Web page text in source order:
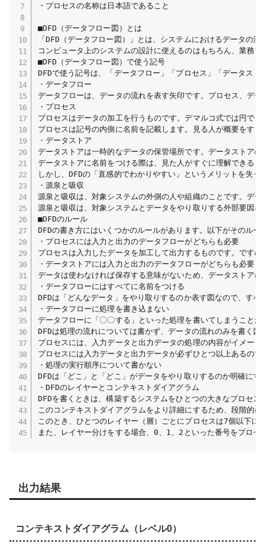
・プロセスの名称は日本語であること
■DFD（データフロー図）とは
「DFD（データフロー図）」とは、システムにおけるデータの
コンピュータ上のシステムの設計に使えるのはもちろん、業務
■DFD（データフロー図）で使う記号
DFDで使う記号は、「データフロー」「プロセス」「データス
・データフロー
データフローは、データの流れを表す矢印です。プロセス、デ
・プロセス
プロセスはデータの加工を行うものです。デマルコ式では円で
プロセスは記号の内側に名前を記載します。見る人が概要をす
・データストア
データストアは一時的なデータの保管場所です。データストア
データストアに名前をつける際は、見た人がすぐに理解できる
しかし、DFDの「直感的でわかりやすい」というメリットを失
・源泉と吸収
源泉と吸収は、対象システムの外側の人や組織のことです。デ
源泉と吸収は、対象システムとデータをやり取りする外部要因
■DFDのルール
DFDの書き方にはいくつかのルールがあります。以下がそのルー
・プロセスには入力と出力のデータフローがどちらも必要
プロセスは入力したデータを加工して出力するものです。です
・データストアには入力と出力のデータフローがどちらも必要
データは使わなければ保存する意味がないため、データストア
・データフローにはすべてに名前をつける
DFDは「どんなデータ」をやり取りするのか表す図なので、す
・データフローに処理を書き込まない
データフローに「〇〇する」といった処理を書いてしまうこと
DFDは処理の流れについては書かず、データの流れのみを書く
プロセスには、入力データと出力データの処理の内容がイメー
プロセスには入力データと出力データが必ずひとつ以上あるの
・処理の実行順序について書かない
DFDは「どこ」と「どこ」がデータをやり取りするのか明確に
・DFDのレイヤーとコンテキストダイアグラム
DFDを書くときは、構築するシステムをひとつの大きなプロセ
このコンテキストダイアグラムをより詳細にするため、段階的
このとき、ひとつのレイヤー（層）ごとにプロセスは7個以下
また、レイヤー分けをする場合、0、1、2といった番号をプロ
出力結果
コンテキストダイアグラム（レベル0）